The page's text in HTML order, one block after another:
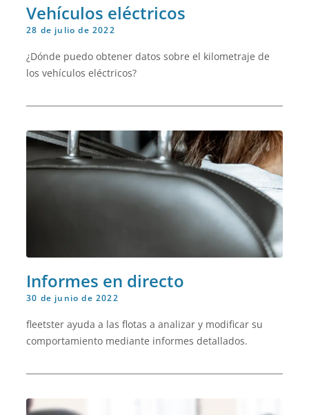
Vehículos eléctricos
28 de julio de 2022
¿Dónde puedo obtener datos sobre el kilometraje de
los vehículos eléctricos?
Informes en directo
30 de junio de 2022
fleetster ayuda a las flotas a analizar y modificar su
comportamiento mediante informes detallados.